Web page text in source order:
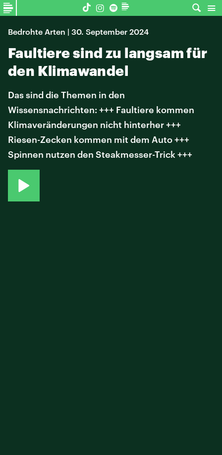
Bedrohte Arten | 30. September 2024
Faultiere sind zu langsam für
den Klimawandel
Das sind die Themen in den
Wissensnachrichten: +++ Faultiere kommen
Klimaveränderungen nicht hinterher +++
Riesen-Zecken kommen mit dem Auto +++
Spinnen nutzen den Steakmesser-Trick +++